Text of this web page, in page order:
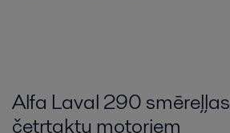
Alfa Laval290smēreļļas
četrtaktu motoriem